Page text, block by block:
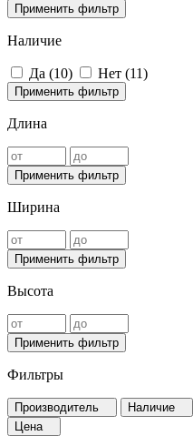
Применить фильтр
Наличие
Да (10) Нет (11)
Применить фильтр
Длина
Применить фильтр
Ширина
Применить фильтр
Высота
Применить фильтр
Фильтры
Производитель Наличие
Цена